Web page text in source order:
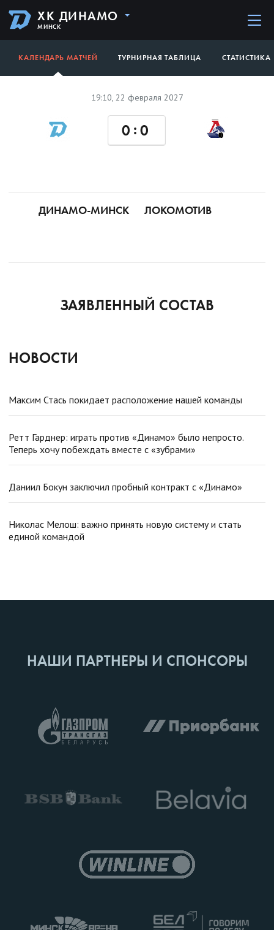
ХК ДИНАМО
МИНСК
КАЛЕНДАРЬ МАТЧЕЙ ТУРНИРНАЯ ТАБЛИЦА СТАТИСТИКА
19:10, 22 февраля 2027
ДИНАМО-МИНСК
0 :0
ЛОКОМОТИВ
ЗАЯВЛЕННЫЙ СОСТАВ
НОВОСТИ
Максим Стась покидает расположение нашей команды
Ретт Гарднер: играть против «Динамо» было непросто.
Теперь хочу побеждать вместе с «зубрами»
Даниил Бокун заключил пробный контракт с «Динамо»
Николас Мелош: важно принять новую систему и стать
единой командой
НАШИ ПАРТНЕРЫ И СПОНСОРЫ